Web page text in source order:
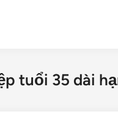
tuổi 35 dài